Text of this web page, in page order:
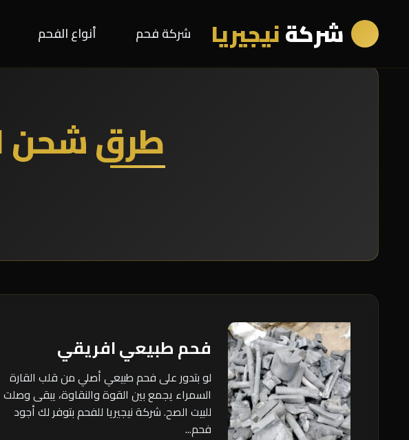
شركةنيجيريا شركة فحم أنواع الفحم
طرق شحن
فحم طبيعي افريقي
لو بتدور على فحم طبيعي أصلي من قلب القارة
السمراء يجمع بين القوة والنقاوة، يبقى وصلت
للبيت الصح. شركة نيجيريا للفحم بتوفر لك أجود
فحم...